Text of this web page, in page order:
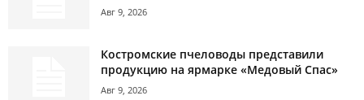
Авг 9, 2026
Костромские пчеловоды представили
продукцию на ярмарке «Медовый Спас»
Авг 9, 2026